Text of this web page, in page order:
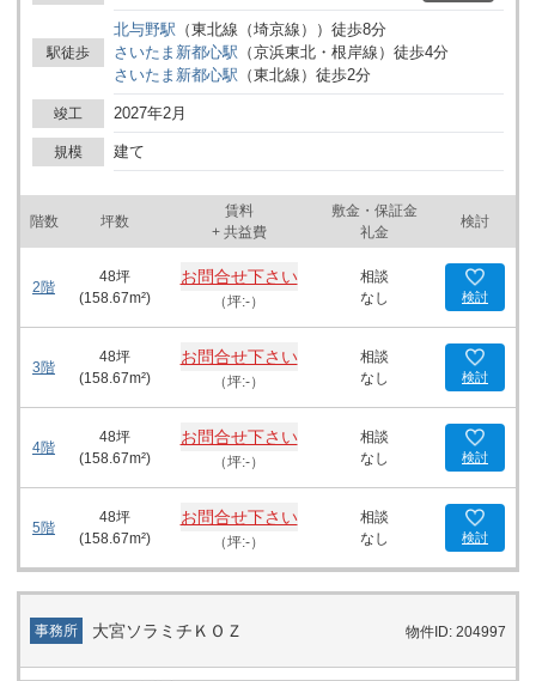
駅徒歩
北与野駅 （東北線（埼京線） ） 徒歩8分
さいたま新都心駅 （京浜東北・根岸線 ） 徒歩4分
さいたま新都心駅 （東北線 ） 徒歩2分
竣工 2027年2月
規模 建て
階数 坪数
賃料
+ 共益費
敷金・保証金
礼金
検討
2階
48坪
(158.67m²)
お問合せ下さい
（坪:-）
相談
なし
検討
3階
48坪
(158.67m²)
お問合せ下さい
（坪:-）
相談
なし
検討
4階
48坪
(158.67m²)
お問合せ下さい
（坪:-）
相談
なし
検討
5階
48坪
(158.67m²)
お問合せ下さい
（坪:-）
相談
なし
検討
事務所 大宮ソラミチＫＯＺ 物件ID: 204997